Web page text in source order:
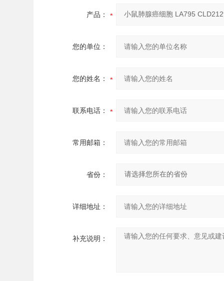
产品：
您的单位：
您的姓名：
联系电话：
常用邮箱：
省份：
详细地址：
补充说明：